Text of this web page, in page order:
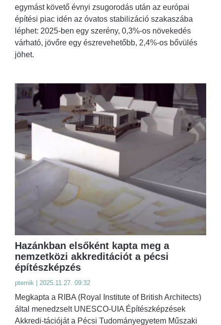
egymást követő évnyi zsugorodás után az európai
építési piac idén az óvatos stabilizáció szakaszába
léphet: 2025-ben egy szerény, 0,3%-os növekedés
várható, jövőre egy észrevehetőbb, 2,4%-os bővülés
jöhet.
Hazánkban elsőként kapta meg a
nemzetközi akkreditációt a pécsi
építészképzés
ptemik | 2025.11.27. 09:32
Megkapta a RIBA (Royal Institute of British Architects)
által menedzselt UNESCO-UIA Építészképzések
Akkredi-tációját a Pécsi Tudományegyetem Műszaki